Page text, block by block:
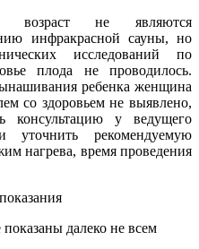
возраст не являются
инфракрасной сауны, но
исследований по
плода не проводилось.
ребенка женщина
со здоровьем не выявлено,
консультацию у ведущего
уточнить рекомендуемую
нагрева, время проведения
далеко не всем